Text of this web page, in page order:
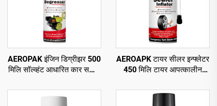
AEROPAK इंजिन डिग्रीझर 500
मिलि सॉल्व्हंट आधारित कार सफाई
AEROAPK टायर सीलर इन्फ्लेटर
450 मिलि टायर आपत्कालीन
वायू भरणे